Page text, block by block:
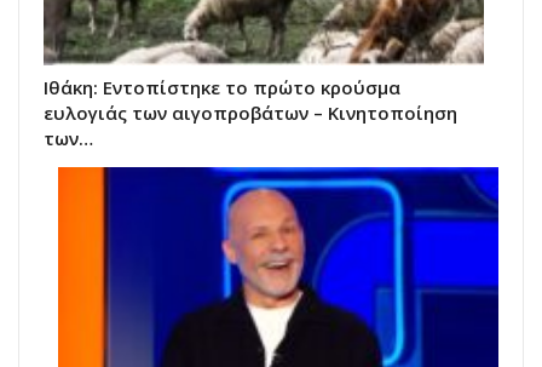
Ιθάκη: Εντοπίστηκε το πρώτο κρούσμα
ευλογιάς των αιγοπροβάτων – Κινητοποίηση
των…